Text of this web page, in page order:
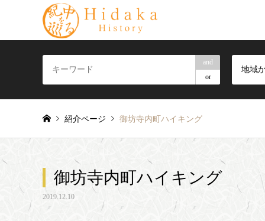
and
or
地域
紹介ページ 御坊寺内町ハイキング
御坊寺内町ハイキング
2019.12.10